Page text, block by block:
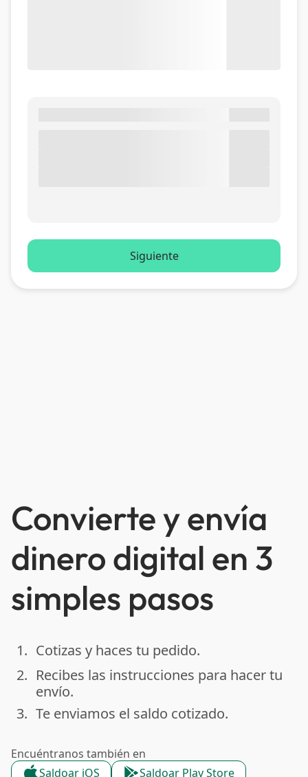
Convierte y envía
dinero digital en 3
simples pasos
done
1. Cotizas y haces tu pedido.
done
2. Recibes las instrucciones para hacer tu
envío.
done
3. Te enviamos el saldo cotizado.
Encuéntranos también en
Saldoar iOS
Saldoar Play Store
Siguiente